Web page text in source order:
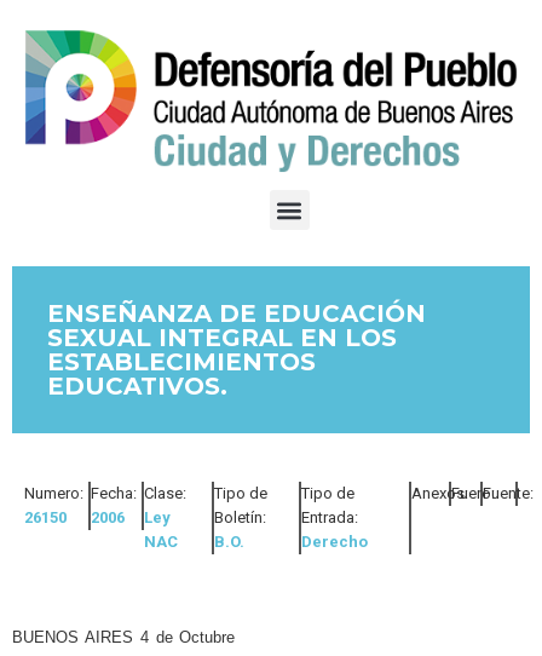
ENSEÑANZA DE EDUCACIÓN
SEXUAL INTEGRAL EN LOS
ESTABLECIMIENTOS
EDUCATIVOS.
Numero:
26150
Fecha:
2006
Clase:
Ley
NAC
Tipo de
Boletín:
B.O.
Tipo de
Entrada:
Derecho
Anexos:Fuero:Fuente:
BUENOS AIRES 4 de Octubre